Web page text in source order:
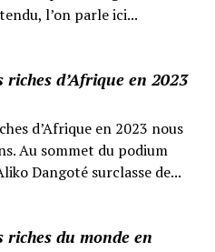
l’on parle ici...
riches d’Afrique en 2023
d’Afrique en 2023 nous
Au sommet du podium
Dangoté surclasse de...
riches du monde en